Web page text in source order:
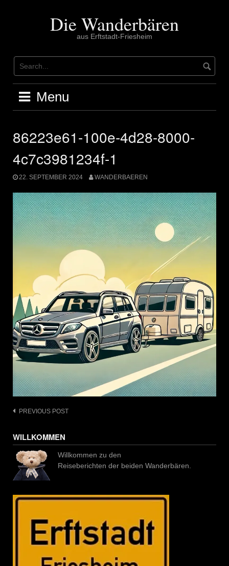
Die Wanderbären
aus Erftstadt-Friesheim
Menu
86223e61-100e-4d28-8000-
4c7c3981234f-1
22. SEPTEMBER 2024 WANDERBAEREN
Post
PREVIOUS POST
WILLKOMMEN
Willkommen zu den
Reiseberichten der beiden Wanderbären.